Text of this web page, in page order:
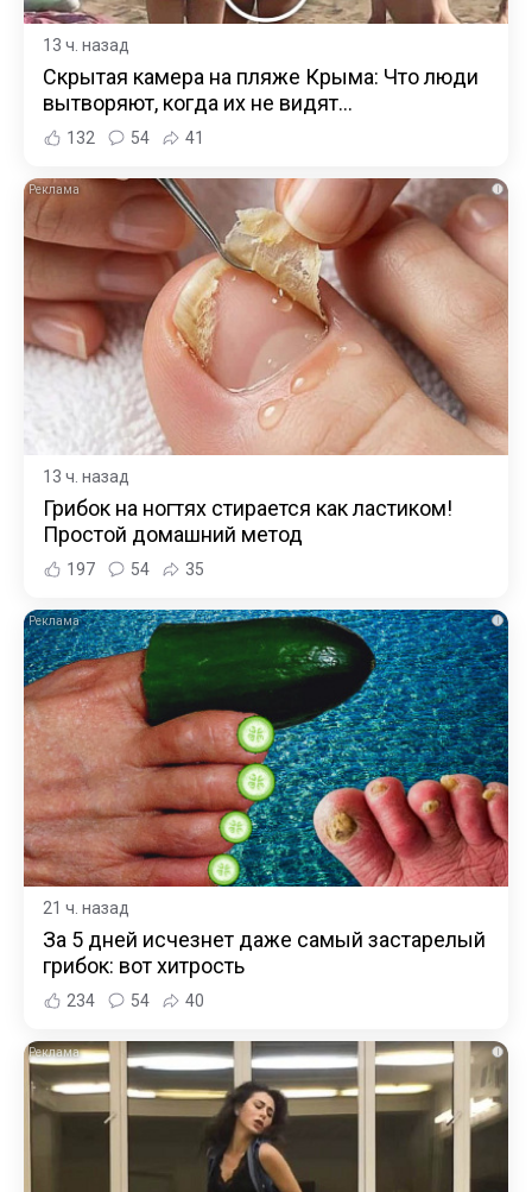
13 ч. назад
Скрытая камера на пляже Крыма: Что люди
вытворяют, когда их не видят...
132 54 41
i
13 ч. назад
Грибок на ногтях стирается как ластиком!
Простой домашний метод
197 54 35
i
21 ч. назад
За 5 дней исчезнет даже самый застарелый
грибок: вот хитрость
234 54 40
i